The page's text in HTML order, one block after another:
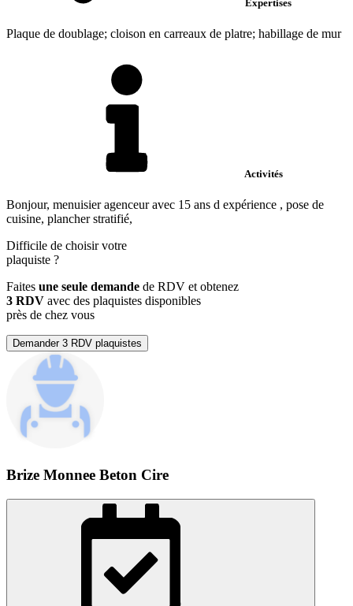
Expertises
Plaque de doublage; cloison en carreaux de platre; habillage de mur
Activités
Bonjour, menuisier agenceur avec 15 ans d expérience , pose de
cuisine, plancher stratifié,
Difficile de choisir votre
plaquiste ?
Faites une seule demande de RDV et obtenez
3 RDV avec des plaquistes disponibles
près de chez vous
Demander 3 RDV plaquistes
Brize Monnee Beton Cire